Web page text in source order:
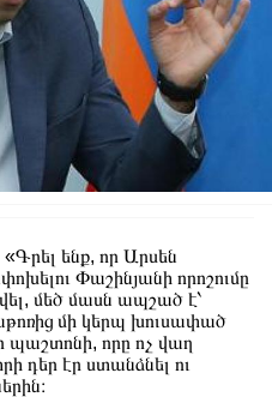
ենք, որ Արսեն
Փաշինյանի որոշումը
մեծ մասն ապշած է՝
մի կերպ խուսափած
պաշտոնի, որը ոչ վաղ
դեր էր ստանձնել ու